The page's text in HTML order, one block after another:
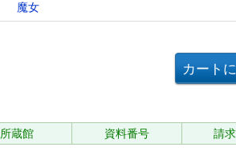
魔女
所蔵館 資料番号
請